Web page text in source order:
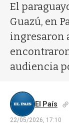
El
Guazú, en
ingresaron
audiencia
El País
22/05/2026, 17:10